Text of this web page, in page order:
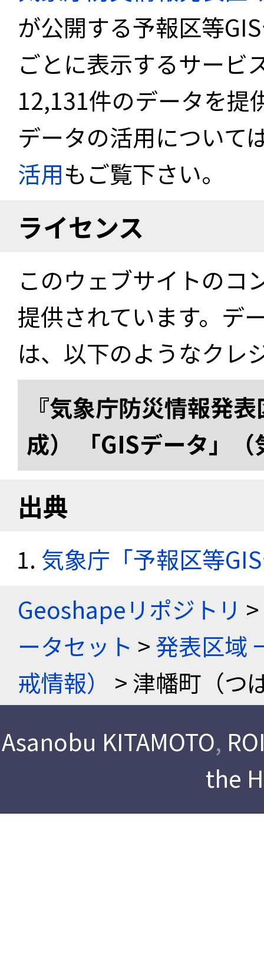
が公開する予報区等
ごとに表示するサービ
12,131件のデータを提
データの活用について
活用もご覧下さい。
ライセンス
このウェブサイトのコ
提供されています。デ
は、以下のようなクレ
『気象庁防災情報発
成） 「GISデータ」
出典
気象庁「予報区等
Geoshapeリポジトリ >
ータセット >発表区域
戒情報）
> 津幡町（つ
Asanobu KITAMOTO,
the